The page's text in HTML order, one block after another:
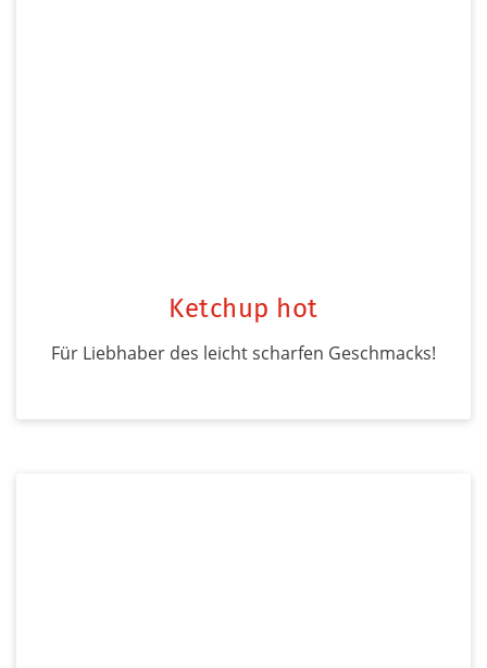
Ketchup hot
Für Liebhaber des leicht scharfen Geschmacks!